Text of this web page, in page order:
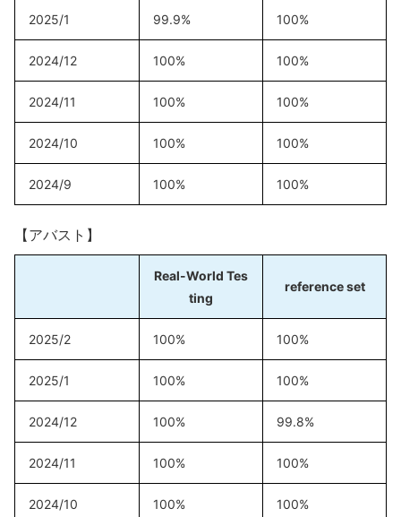
2025/1 99.9% 100%
2024/12 100% 100%
2024/11 100% 100%
2024/10 100% 100%
2024/9 100% 100%
【アバスト】
Real-World Tes
ting
reference set
2025/2 100% 100%
2025/1 100% 100%
2024/12 100% 99.8%
2024/11 100% 100%
2024/10 100% 100%